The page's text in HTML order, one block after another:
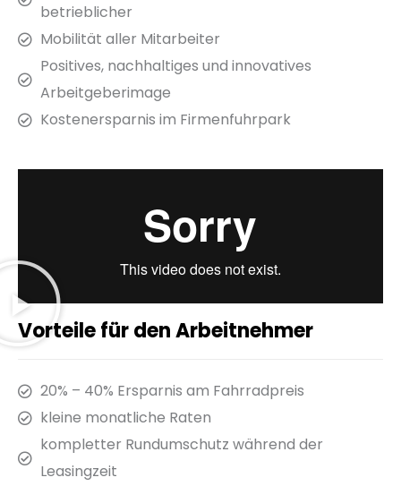
betrieblicher
Mobilität aller Mitarbeiter
Positives, nachhaltiges und innovatives
Arbeitgeberimage
Kostenersparnis im Firmenfuhrpark
Vorteile für den Arbeitnehmer
20% – 40% Ersparnis am Fahrradpreis
kleine monatliche Raten
kompletter Rundumschutz während der
Leasingzeit